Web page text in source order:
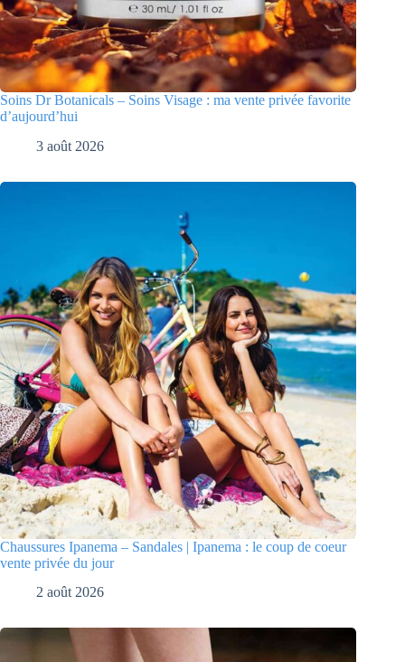
Soins Dr Botanicals – Soins Visage : ma vente privée favorite
d’aujourd’hui
3 août 2026
Chaussures Ipanema – Sandales | Ipanema : le coup de coeur
vente privée du jour
2 août 2026